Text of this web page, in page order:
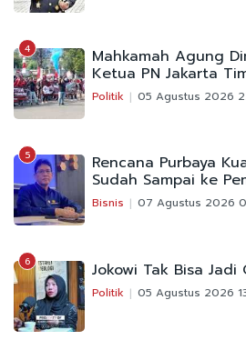
4 Mahkamah Agung
Ketua PN Jakarta
Politik 05 Agustus 2026
5 Rencana Purbaya
Sudah Sampai ke
Bisnis 07 Agustus 2026
6 Jokowi Tak Bisa Jadi
Politik 05 Agustus 2026